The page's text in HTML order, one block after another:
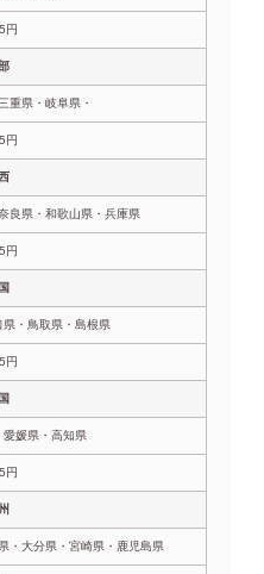
円
重県・岐阜県・
円
良県・和歌山県・兵庫県
円
県・鳥取県・島根県
円
愛媛県・高知県
円
・大分県・宮崎県・鹿児島県